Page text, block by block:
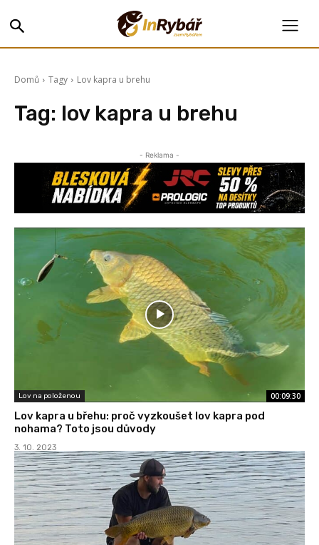
Domů Tagy Lov kapra u brehu
Tag: lov kapra u brehu
- Reklama -
Lov na položenou 00:09:30
Lov kapra u břehu: proč vyzkoušet lov kapra pod
nohama? Toto jsou důvody
3. 10. 2023